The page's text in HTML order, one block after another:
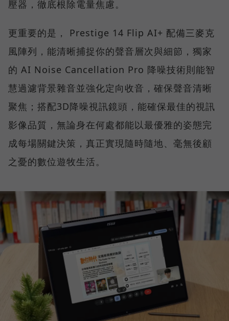
壓器，徹底根除電量焦慮。
更重要的是， Prestige 14 Flip AI+ 配備三麥克
風陣列，能清晰捕捉你的聲音層次與細節，獨家
的 AI Noise Cancellation Pro 降噪技術則能智
慧過濾背景雜音並強化定向收音，確保聲音清晰
聚焦；搭配3D降噪視訊鏡頭，能確保最佳的視訊
影像品質，無論身在何處都能以最優雅的姿態完
成每場關鍵決策，真正實現隨時隨地、毫無後顧
之憂的數位遊牧生活。